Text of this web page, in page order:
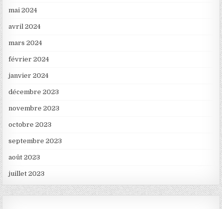
mai 2024
avril 2024
mars 2024
février 2024
janvier 2024
décembre 2023
novembre 2023
octobre 2023
septembre 2023
août 2023
juillet 2023